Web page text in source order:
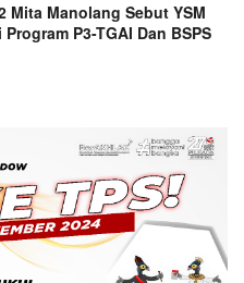
Mita Manolang Sebut YSM
P3-TGAI Dan BSPS